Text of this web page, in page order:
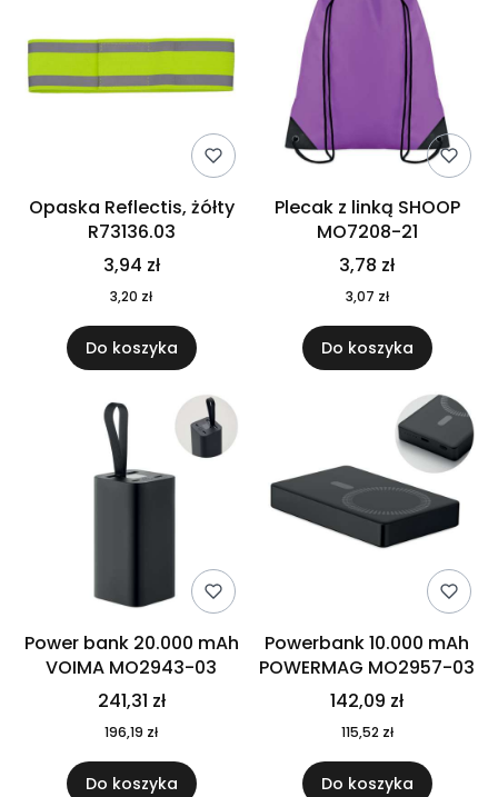
Opaska Reflectis, żółty
R73136.03
3,94 zł
3,20 zł
Do koszyka
Plecak z linką SHOOP
MO7208-21
3,78 zł
3,07 zł
Do koszyka
Power bank 20.000 mAh
VOIMA MO2943-03
241,31 zł
196,19 zł
Do koszyka
Powerbank 10.000 mAh
POWERMAG MO2957-03
142,09 zł
115,52 zł
Do koszyka